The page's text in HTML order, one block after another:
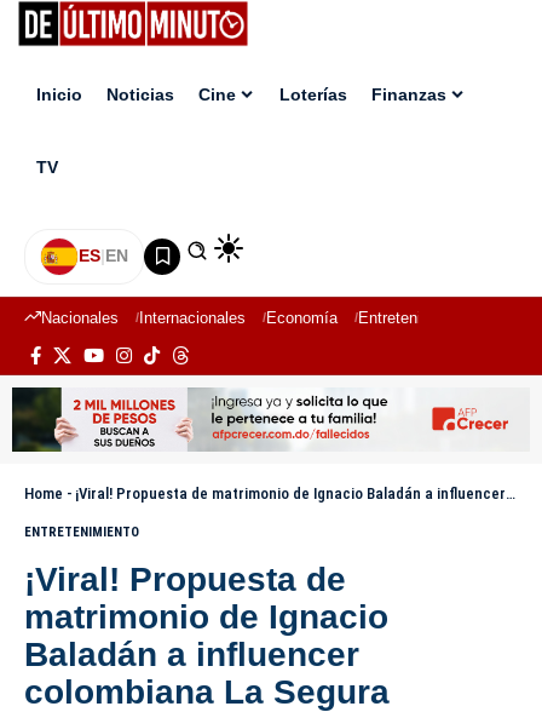
Inicio Noticias Cine Loterías Finanzas
TV
ES|EN
Nacionales Internacionales Economía Entretenimiento
Home - ¡Viral! Propuesta de matrimonio de Ignacio Baladán a influencer colombiana La Segura
ENTRETENIMIENTO
¡Viral! Propuesta de
matrimonio de Ignacio
Baladán a influencer
colombiana La Segura